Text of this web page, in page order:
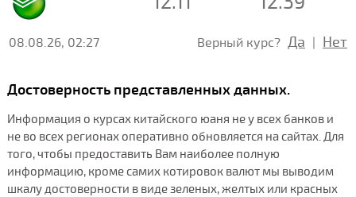
08.08.26, 02:27 Верный курс? Да | Нет
Достоверность представленных данных.
Информация о курсах китайского юаня не у всех банков и
не во всех регионах оперативно обновляется на сайтах. Для
того, чтобы предоставить Вам наиболее полную
информацию, кроме самих котировок валют мы выводим
шкалу достоверности в виде зеленых, желтых или красных